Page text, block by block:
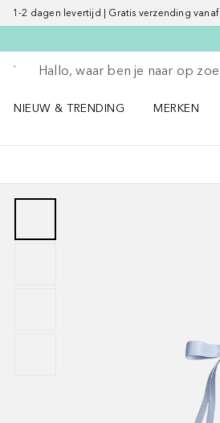
1-2 dagen levertijd | Gratis verzending
Ga terug
Zoekopdracht uitvoeren
NIEUW & TRENDING
MERKEN